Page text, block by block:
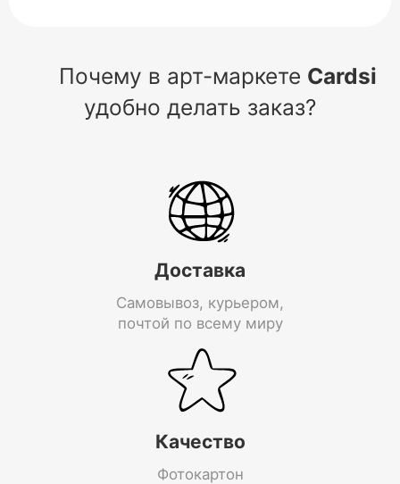
Почему в арт-маркете Cardsi
удобно делать заказ?
Доставка
Самовывоз, курьером,
почтой по всему миру
Качество
Фотокартон